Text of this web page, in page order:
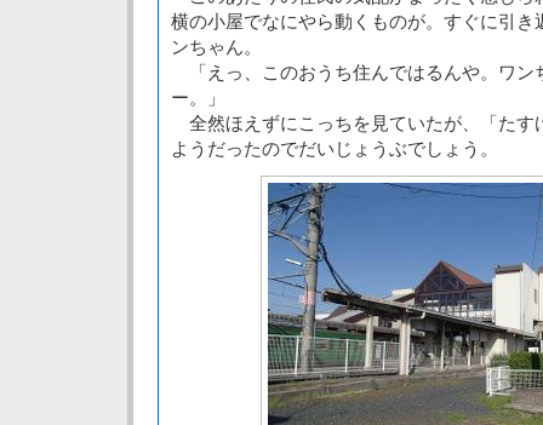
横の小屋でなにやら動くものが。すぐに引き
ンちゃん。
「えっ、このおうち住んではるんや。ワン
ー。」
全然ほえずにこっちを見ていたが、「たす
ようだったのでだいじょうぶでしょう。